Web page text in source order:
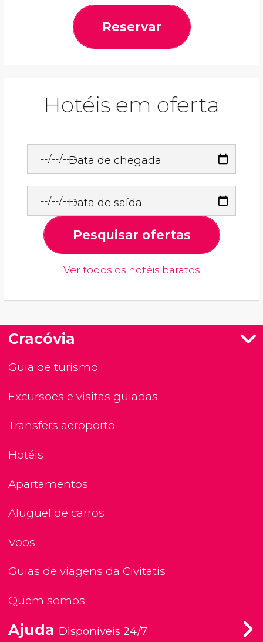
Reservar
Hotéis em oferta
Data de chegada
Data de saída
Pesquisar ofertas
Ver todos os hotéis baratos
Cracóvia
Guia de turismo
Excursões e visitas guiadas
Transfers aeroporto
Hotéis
Apartamentos
Aluguel de carros
Voos
Guias de viagens da Civitatis
Quem somos
Ajuda Disponíveis 24/7